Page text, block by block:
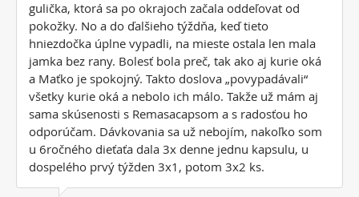
gulička, ktorá sa po okrajoch začala oddeľovat od
pokožky. No a do ďalšieho týždňa, keď tieto
hniezdočka úplne vypadli, na mieste ostala len mala
jamka bez rany. Bolesť bola preč, tak ako aj kurie oká
a Maťko je spokojný. Takto doslova „povypadávali“
všetky kurie oká a nebolo ich málo. Takže už mám aj
sama skúsenosti s Remasacapsom a s radosťou ho
odporúčam. Dávkovania sa už nebojím, nakoľko som
u 6ročného dieťaťa dala 3x denne jednu kapsulu, u
dospelého prvý týžden 3x1, potom 3x2 ks.